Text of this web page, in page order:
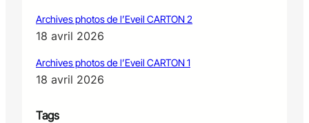
Archives photos de l’Eveil CARTON 2
18 avril 2026
Archives photos de l’Eveil CARTON 1
18 avril 2026
Tags